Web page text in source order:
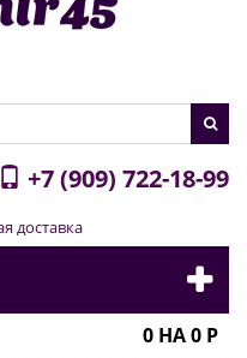
+7 (909) 722-18-99
доставка
0 НА0 Р